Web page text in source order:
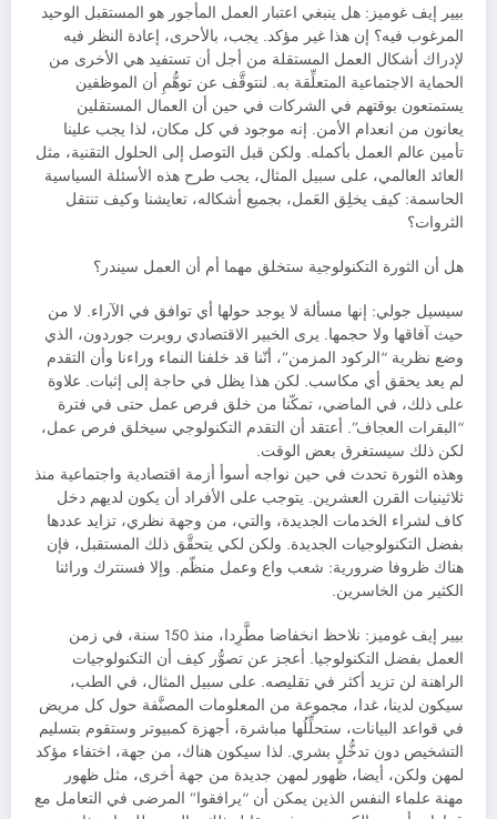
بيير إيف غوميز: هل ينبغي اعتبار العمل المأجور هو المستقبل الوحيد
المرغوب فيه؟ إن هذا غير مؤكد. يجب، بالأحرى، إعادة النظر فيه
لإدراك أشكال العمل المستقلة من أجل أن تستفيد هي الأخرى من
الحماية الاجتماعية المتعلِّقة به. لنتوقَّف عن توهُّمِ أن الموظفين
يستمتعون بوقتهم في الشركات في حين أن العمال المستقلين
يعانون من انعدام الأمن. إنه موجود في كل مكان، لذا يجب علينا
تأمين عالم العمل بأكمله. ولكن قبل التوصل إلى الحلول التقنية، مثل
العائد العالمي، على سبيل المثال، يجب طرح هذه الأسئلة السياسية
الحاسمة: كيف يخلِق العَمل، بجميع أشكاله، تعايشنا وكيف تنتقل
الثروات؟
هل أن الثورة التكنولوجية ستخلق مهما أم أن العمل سيندر؟
سيسيل جولي: إنها مسألة لا يوجد حولها أي توافق في الآراء. لا من
حيث آفاقها ولا حجمها. يرى الخبير الاقتصادي روبرت جوردون، الذي
وضع نظرية “الركود المزمن”، أنّنا قد خلفنا النماء وراءنا وأن التقدم
لم يعد يحقق أي مكاسب. لكن هذا يظل في حاجة إلى إثبات. علاوة
على ذلك، في الماضي، تمكّنا من خلق فرص عمل حتى في فترة
“البقرات العجاف”. أعتقد أن التقدم التكنولوجي سيخلق فرص عمل،
لكن ذلك سيستغرق بعض الوقت.
وهذه الثورة تحدث في حين نواجه أسوأ أزمة اقتصادية واجتماعية منذ
ثلاثينيات القرن العشرين. يتوجب على الأفراد أن يكون لديهم دخل
كاف لشراء الخدمات الجديدة، والتي، من وجهة نظري، تزايد عددها
بفضل التكنولوجيات الجديدة. ولكن لكي يتحقَّق ذلك المستقبل، فإن
هناك ظروفا ضرورية: شعب واع وعمل منظّم. وإلا فسنترك ورائنا
الكثير من الخاسرين.
بيير إيف غوميز: نلاحظ انخفاضا مطَّرِدا، منذ 150 سنة، في زمن
العمل بفضل التكنولوجيا. أعجز عن تصوُّر كيف أن التكنولوجيات
الراهنة لن تزيد أكثر في تقليصه. على سبيل المثال، في الطب،
سيكون لدينا، غدا، مجموعة من المعلومات المصنَّفة حول كل مريض
في قواعد البيانات، ستحلِّلُها مباشرة، أجهزة كمبيوتر وستقوم بتسليم
التشخيص دون تدخُّلٍ بشري. لذا سيكون هناك، من جهة، اختفاء مؤكد
لمهن ولكن، أيضا، ظهور لمهن جديدة من جهة أخرى، مثل ظهور
مهنة علماء النفس الذين يمكن أن “يرافقوا” المرضى في التعامل مع